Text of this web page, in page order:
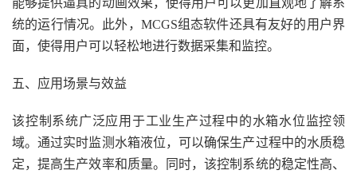
能够提供逼真的动画效果，使得用户可以更加直观地了解系
统的运行情况。此外，MCGS组态软件还具有友好的用户界
面，使得用户可以轻松地进行数据采集和监控。
五、应用场景与效益
该控制系统广泛应用于工业生产过程中的水箱水位监控领
域。通过实时监测水箱液位，可以确保生产过程中的水质稳
定，提高生产效率和质量。同时，该控制系统的稳定性高、